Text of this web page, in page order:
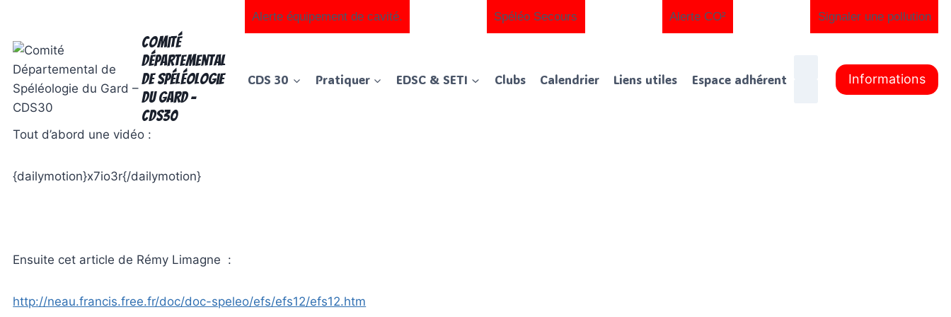
contenu
Alerte équipement de cavité. Spéléo Secours Alerte CO² Signaler une pollution
Comité
Départemental
de Spéléologie
du Gard -
CDS30
CDS 30 Pratiquer EDSC & SETI Clubs Calendrier Liens utiles Espace adhérent Informations
Tout d’abord une vidéo :
{dailymotion}x7io3r{/dailymotion}
Ensuite cet article de Rémy Limagne :
http://neau.francis.free.fr/doc/doc-speleo/efs/efs12/efs12.htm